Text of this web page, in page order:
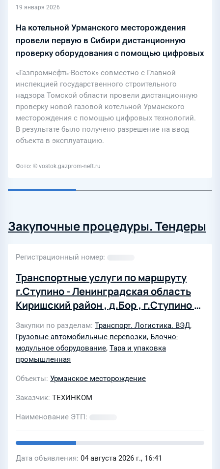
19 января 2026
На котельной Урманского месторождения
провели первую в Сибири дистанционную
проверку оборудования с помощью цифровых
«Газпромнефть-Восток» совместно с Главной
инспекцией государственного строительного
надзора Томской области провели дистанционную
проверку новой газовой котельной Урманского
месторождения с помощью цифровых технологий.
В результате было получено разрешение на ввод
объекта в эксплуатацию.
Фото: © vostok.gazprom-neft.ru
Закупочные процедуры. Тендеры
Регистрационный номер
Транспортные услуги по маршруту
г.Ступино - Ленинградская область
Киришский район , д.Бор , г.Ступино -
г.Ступино - Ленинградская область,
г.Санкт Петербург - Мурманское
шоссе 32 км для ООО "ТЕХИНКОМ"
Закупки по разделам Транспорт. Логистика. ВЭД,
Грузовые автомобильные перевозки, Блочно-
модульное оборудование, Тара и упаковка
промышленная
Объекты Урманское месторождение
Заказчик ТЕХИНКОМ
Наименование ЭТП
Дата объявления 04 августа 2026 г., 16:41